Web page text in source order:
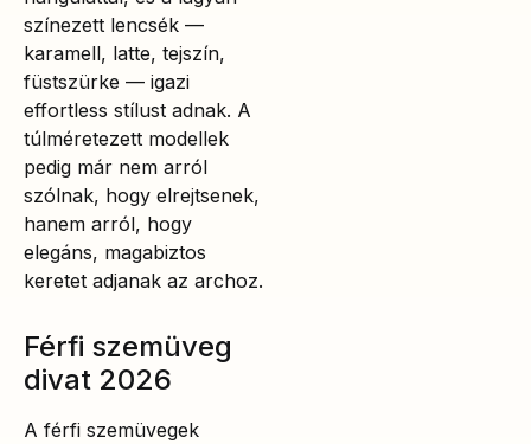
színezett lencsék —
karamell, latte, tejszín,
füstszürke — igazi
effortless stílust adnak. A
túlméretezett modellek
pedig már nem arról
szólnak, hogy elrejtsenek,
hanem arról, hogy
elegáns, magabiztos
keretet adjanak az archoz.
Férfi szemüveg
divat 2026
A férfi szemüvegek